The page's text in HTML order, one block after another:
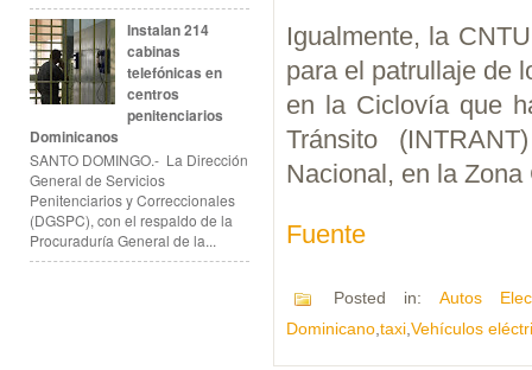
Instalan 214
cabinas
telefónicas en
centros
penitenciarios
Dominicanos
SANTO DOMINGO.- La Dirección
General de Servicios
Penitenciarios y Correccionales
(DGSPC), con el respaldo de la
Procuraduría General de la...
Igualmente, la
para el patrullaje de
en la Ciclovía que
Tránsito
Nacional, en la Zona
Fuente
Posted in: Autos
Dominicano taxi Vehículos